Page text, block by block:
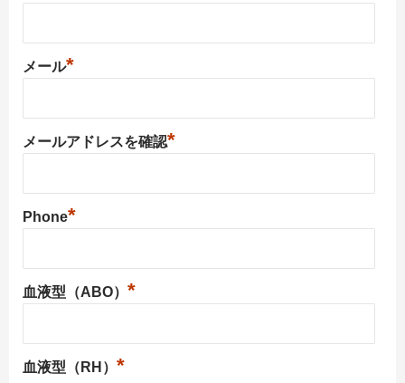
メール*
メールアドレスを確認*
Phone*
血液型（ABO） *
血液型（RH） *